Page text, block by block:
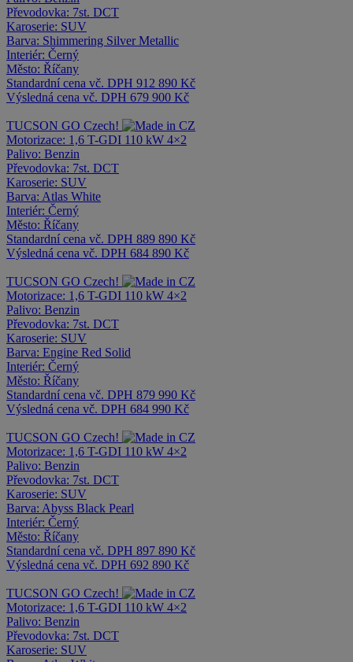
Převodovka: 7st. DCT
Karoserie: SUV
Barva: Shimmering Silver Metallic
Interiér: Černý
Město: Říčany
Standardní cena vč. DPH 912 890 Kč
Výsledná cena vč. DPH 679 900 Kč
TUCSON GO Czech!
Motorizace: 1,6 T-GDI 110 kW 4×2
Palivo: Benzin
Převodovka: 7st. DCT
Karoserie: SUV
Barva: Atlas White
Interiér: Černý
Město: Říčany
Standardní cena vč. DPH 889 890 Kč
Výsledná cena vč. DPH 684 890 Kč
TUCSON GO Czech!
Motorizace: 1,6 T-GDI 110 kW 4×2
Palivo: Benzin
Převodovka: 7st. DCT
Karoserie: SUV
Barva: Engine Red Solid
Interiér: Černý
Město: Říčany
Standardní cena vč. DPH 879 990 Kč
Výsledná cena vč. DPH 684 990 Kč
TUCSON GO Czech!
Motorizace: 1,6 T-GDI 110 kW 4×2
Palivo: Benzin
Převodovka: 7st. DCT
Karoserie: SUV
Barva: Abyss Black Pearl
Interiér: Černý
Město: Říčany
Standardní cena vč. DPH 897 890 Kč
Výsledná cena vč. DPH 692 890 Kč
TUCSON GO Czech!
Motorizace: 1,6 T-GDI 110 kW 4×2
Palivo: Benzin
Převodovka: 7st. DCT
Karoserie: SUV